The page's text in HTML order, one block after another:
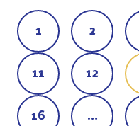
1 2
11 12
16 …